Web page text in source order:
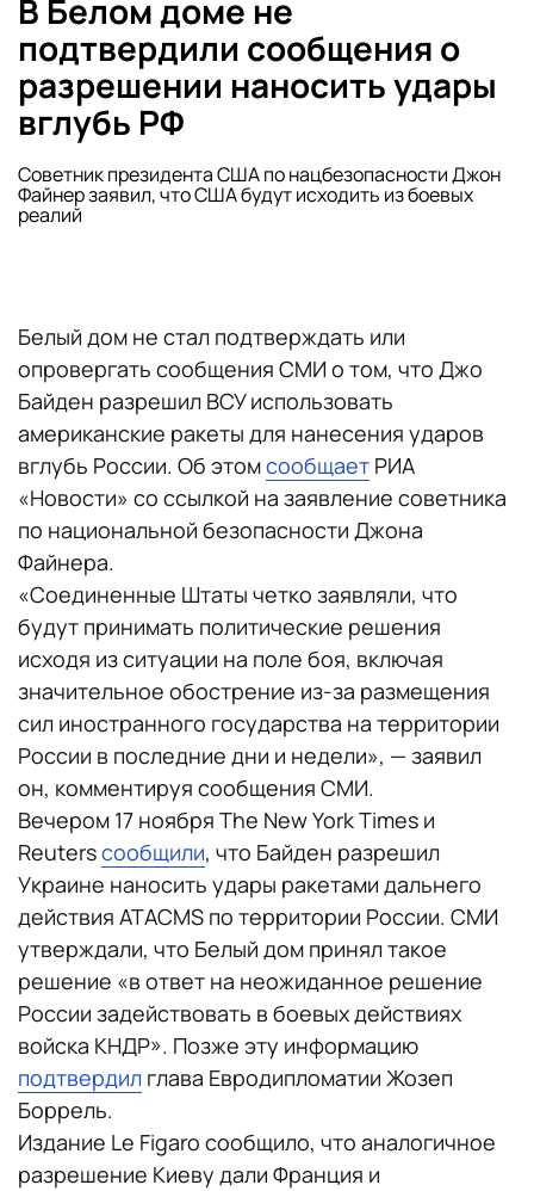
В Белом доме не
подтвердили сообщения о
разрешении наносить удары
вглубь РФ
Советник президента США по нацбезопасности Джон
Файнер заявил, что США будут исходить из боевых
реалий
Белый дом не стал подтверждать или
опровергать сообщения СМИ о том, что Джо
Байден разрешил ВСУ использовать
американские ракеты для нанесения ударов
вглубь России. Об этомсообщает РИА
«Новости» со ссылкой на заявление советника
по национальной безопасности Джона
Файнера.
«Соединенные Штаты четко заявляли, что
будут принимать политические решения
исходя из ситуации на поле боя, включая
значительное обострение из-за размещения
сил иностранного государства на территории
России в последние дни и недели», — заявил
он, комментируя сообщения СМИ.
Вечером 17 ноября The New York Times и
Reutersсообщили, что Байден разрешил
Украине наносить удары ракетами дальнего
действия ATACMS по территории России. СМИ
утверждали, что Белый дом принял такое
решение «в ответ на неожиданное решение
России задействовать в боевых действиях
войска КНДР». Позже эту информацию
подтвердил глава Евродипломатии Жозеп
Боррель.
Издание Le Figaro сообщило, что аналогичное
разрешение Киеву дали Франция и